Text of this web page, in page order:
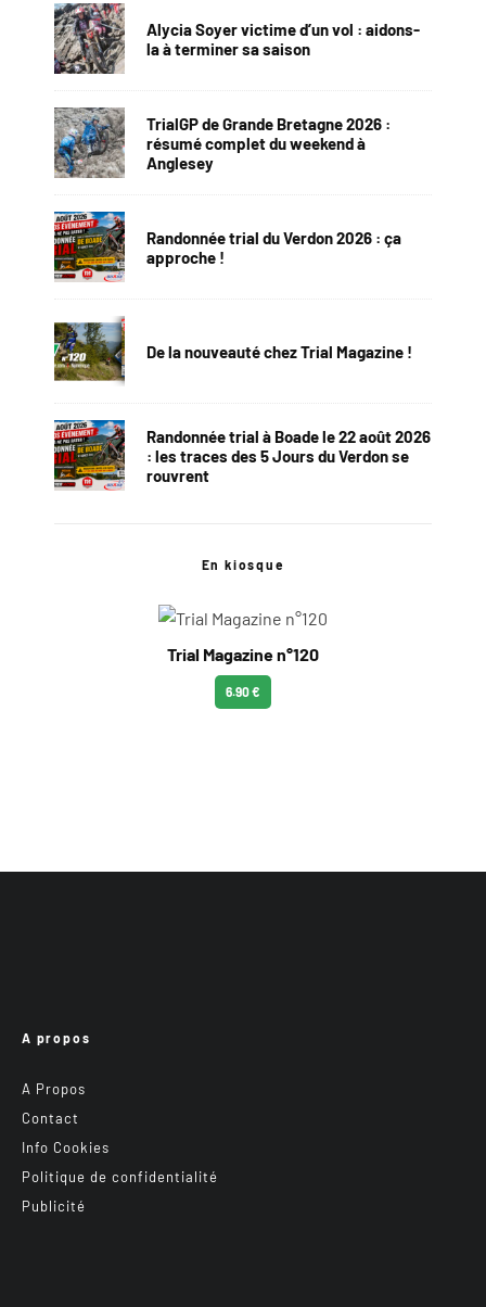
Alycia Soyer victime d’un vol : aidons-
la à terminer sa saison
TrialGP de Grande Bretagne 2026 :
résumé complet du weekend à
Anglesey
Randonnée trial du Verdon 2026 : ça
approche !
De la nouveauté chez Trial Magazine !
Randonnée trial à Boade le 22 août 2026
: les traces des 5 Jours du Verdon se
rouvrent
En kiosque
Trial Magazine n°120
6.90 €
A propos
A Propos
Contact
Info Cookies
Politique de confidentialité
Publicité